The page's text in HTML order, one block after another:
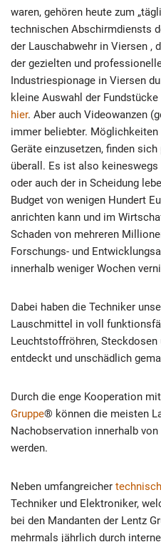
waren, gehören heute zum
technischen Abschirmdiensts
der Lauschabwehr in Viersen ,
der gezielten und
Industriespionage in Viersen
kleine Auswahl der
hier. Aber auch Videowanzen
immer beliebter.
Geräte einzusetzen, finden
überall. Es ist also
oder auch der in Scheidung
Budget von wenigen Hundert
anrichten kann und im
Schaden von mehreren
Forschungs- und
innerhalb weniger Wochen
Dabei haben die Techniker
Lauschmittel in voll
Leuchtstoffröhren,
entdeckt und unschädlich
Durch die enge Kooperation
Gruppe® können die meisten
Nachobservation innerhalb
werden.
Neben umfangreicher
Techniker und Elektroniker,
bei den Mandanten der Lentz
mehrmals jährlich durch